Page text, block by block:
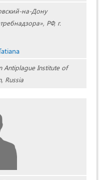
на-Дону
РФ, г.
Antiplague Institute of
Russia